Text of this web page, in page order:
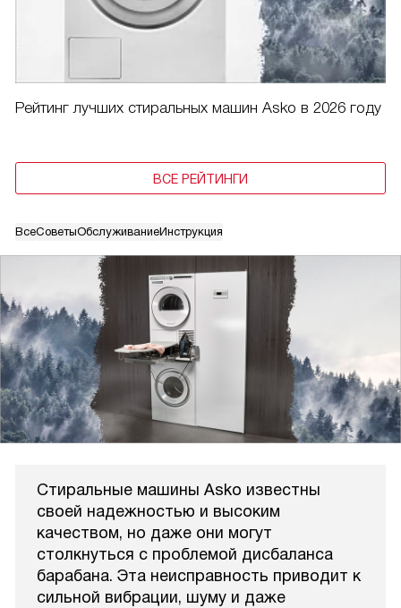
ВсеСоветыОбслуживаниеИнструкция
Стиральные машины Asko известны
своей надежностью и высоким
качеством, но даже они могут
столкнуться с проблемой дисбаланса
барабана. Эта неисправность приводит к
сильной вибрации, шуму и даже
Рейтинг лучших стиральных машин Asko в 2026 году
ВСЕ РЕЙТИНГИ